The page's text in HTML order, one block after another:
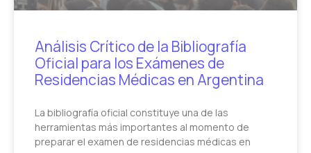
Análisis Crítico de la Bibliografía
Oficial para los Exámenes de
Residencias Médicas en Argentina
La bibliografía oficial constituye una de las
herramientas más importantes al momento de
preparar el examen de residencias médicas en